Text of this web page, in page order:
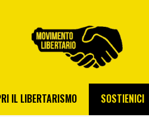
IL LIBERTARISMO SOSTIENICI